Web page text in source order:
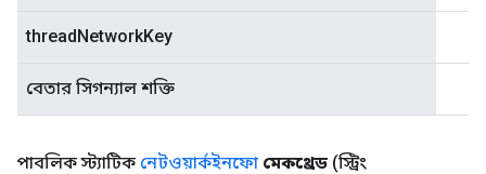
threadNetworkKey
বেতার সিগন্যাল শক্তি
পাবলিক স্ট্যাটিক নেটওয়ার্কইনফো মেকথ্রেড (স্ট্রিং